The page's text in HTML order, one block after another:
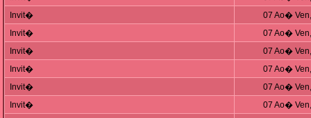
Invit�
07 Ao�
Invit�
07 Ao�
Invit�
07 Ao�
Invit�
07 Ao�
Invit�
07 Ao�
Invit�
07 Ao�